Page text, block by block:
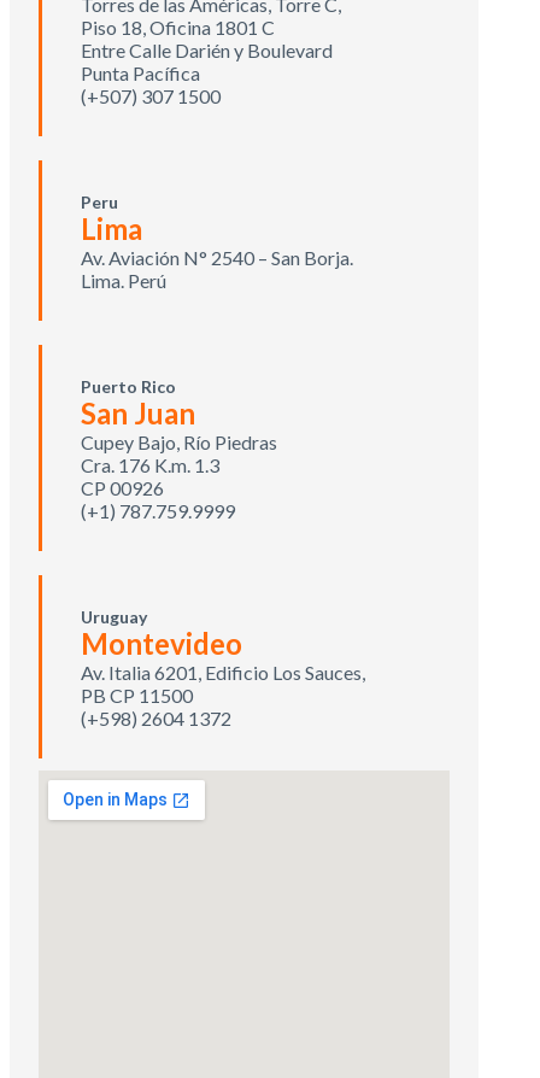
Piso 18, Oficina 1801 C
Entre Calle Darién y Boulevard
Punta Pacífica
(+507) 307 1500
Peru
Lima
Av. Aviación N° 2540 – San Borja.
Lima. Perú
Puerto Rico
San Juan
Cupey Bajo, Río Piedras
Cra. 176 K.m. 1.3
CP 00926
(+1) 787.759.9999
Uruguay
Montevideo
Av. Italia 6201, Edificio Los Sauces,
PB CP 11500
(+598) 2604 1372